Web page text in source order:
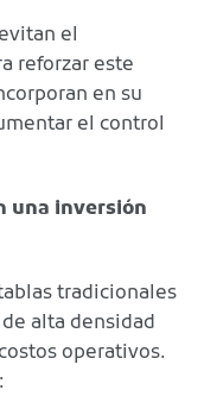
el
reforzar este
en su
el control
una inversión
tradicionales
alta densidad
operativos.